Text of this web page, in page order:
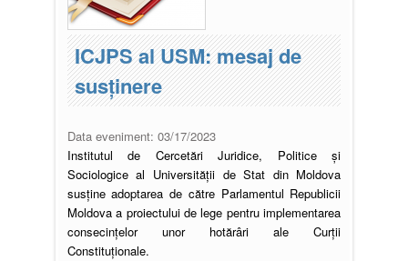
ICJPS al USM: mesaj de
susținere
Data eveniment: 03/17/2023
Institutul de Cercetări Juridice, Politice și
Sociologice al Universității de Stat din Moldova
susține adoptarea de către Parlamentul Republicii
Moldova a proiectului de lege pentru implementarea
consecințelor unor hotărâri ale Curții
Constituționale.